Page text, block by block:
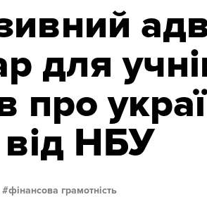
для
про
НБУ
фінансова грамотність